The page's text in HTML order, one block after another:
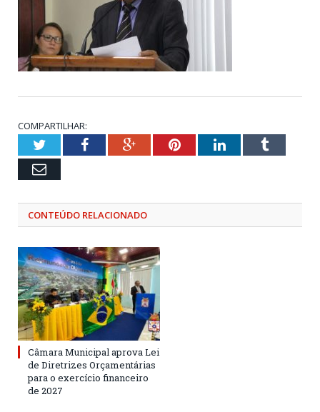
COMPARTILHAR:
TwitterFacebookGoogle+PinterestLinkedInTumblr
Email
CONTEÚDO RELACIONADO
Câmara Municipal aprova Lei
de Diretrizes Orçamentárias
para o exercício financeiro
de 2027